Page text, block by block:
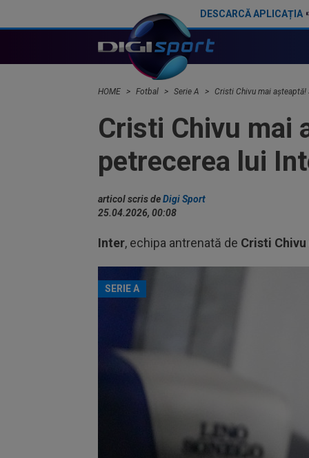
DESCARCĂ APLICAȚIA
HOME Fotbal Serie A Cristi Chivu mai așteaptă!
Cristi Chivu mai
petrecerea lui
articol scris deDigi Sport
25.04.2026, 00:08
Inter, echipa antrenată de Cristi Chivu
SERIE A